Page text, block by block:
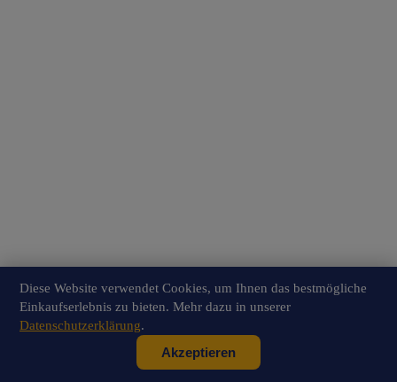
Diese Website verwendet Cookies, um Ihnen das bestmögliche
Einkaufserlebnis zu bieten. Mehr dazu in unserer
Datenschutzerklärung.
Akzeptieren